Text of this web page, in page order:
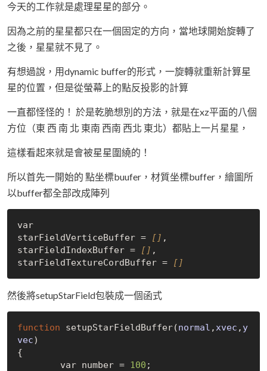
今天的工作就是處理星星的部分。
因為之前的星星都只在一個固定的方向，當地球開始旋轉了
之後，星星就不見了。
有想過說，用dynamic buffer的形式，一旋轉就重新計算星
星的位置，但是從螢幕上的點反投影的計算
一直都怪怪的！ 於是乾脆想別的方法，就是在xz平面的八個
方位（東 西 南 北 東南 西南 西北 東北）都貼上一片星星，
這樣看起來就是會被星星圍繞的！
所以首先一開始的 點坐標buufer，材質坐標buffer，繪圖所
以buffer都全部改成陣列
var
starFieldVerticeBuffer =
[] ,
starFieldIndexBuffer =
[] ,
starFieldTextureCordBuffer =
[]
然後將setupStarField包裝成一個函式
function setupStarFieldBuffer(normal ,xvec , y
vec)
{
	var number =
100 ;